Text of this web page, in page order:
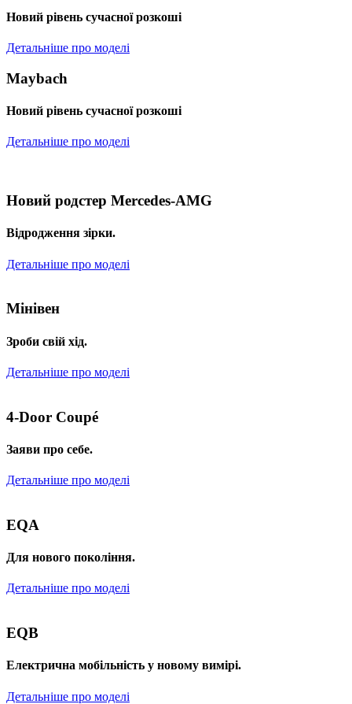
Новий рівень сучасної розкоші
Детальніше про моделі
Maybach
Новий рівень сучасної розкоші
Детальніше про моделі
Новий родстер Mercedes-AMG
Відродження зірки.
Детальніше про моделі
Мінівен
Зроби свій хід.
Детальніше про моделі
4-Door Coupé
Заяви про себе.
Детальніше про моделі
EQA
Для нового покоління.
Детальніше про моделі
EQB
Електрична мобільність у новому вимірі.
Детальніше про моделі